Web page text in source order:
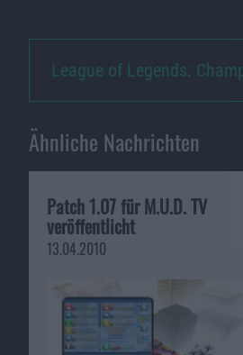
League of Legends:
Ähnliche Nachrichten
Patch 1.07 für M.U.D. TV
veröffentlicht
13.04.2010